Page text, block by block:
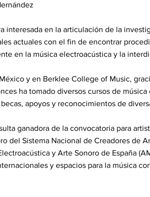
interesada en la articulación de la
actuales con el fin de encontrar
en la música electroacústica y la
y en Berklee College of Music,
ha tomado diversos cursos de
apoyos y reconocimientos de
ganadora de la convocatoria para
del Sistema Nacional de Creadores de
y Arte Sonoro de España
y espacios para la música